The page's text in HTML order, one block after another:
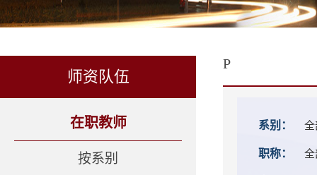
师资队伍
在职教师
按系别
P
系别： 全
职称： 全